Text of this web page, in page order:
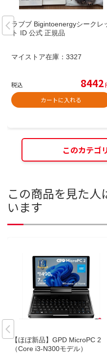
ラブブ Bigintoenergyシークレ
ト ID 公式 正規品
マイストア在庫： 3327
税込 8442
カートに入れる
このカテゴ
この商品を見た人
います
【ほぼ新品】GPD MicroPC 2
（Core i3-N300モデル）